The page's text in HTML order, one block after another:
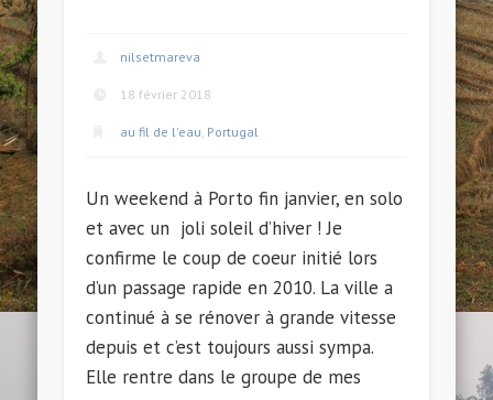
nilsetmareva
18 février 2018
au fil de l'eau, Portugal
Un weekend à Porto fin janvier, en solo
et avec un joli soleil d’hiver ! Je
confirme le coup de coeur initié lors
d’un passage rapide en 2010. La ville a
continué à se rénover à grande vitesse
depuis et c’est toujours aussi sympa.
Elle rentre dans le groupe de mes